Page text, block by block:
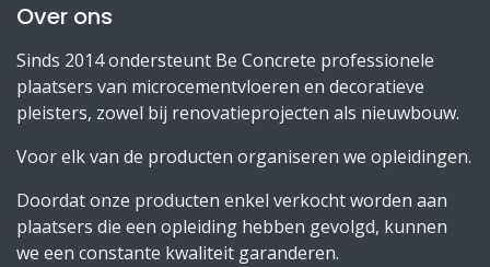
Over ons
Sinds 2014 ondersteunt Be Concrete professionele
plaatsers van microcementvloeren en decoratieve
pleisters, zowel bij renovatieprojecten als nieuwbouw.
Voor elk van de producten organiseren we opleidingen.
Doordat onze producten enkel verkocht worden aan
plaatsers die een opleiding hebben gevolgd, kunnen
we een constante kwaliteit garanderen.